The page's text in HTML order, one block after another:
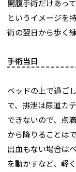
開腹手術だけあっ
というイメージを
術の翌日から歩く
手術当日
ベッドの上で過ご
で、排泄は尿道カ
できないので、点
から降りることは
出血もない場合は
を動かすなど、軽